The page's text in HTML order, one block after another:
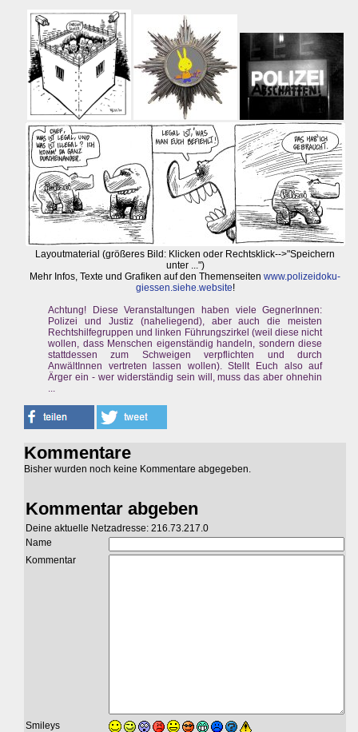
Layoutmaterial (größeres Bild: Klicken oder Rechtsklick-->"Speichern
unter ...")
Mehr Infos, Texte und Grafiken auf den Themenseitenwww.polizeidoku-
giessen.siehe.website!
Achtung! Diese Veranstaltungen haben viele GegnerInnen:
Polizei und Justiz (naheliegend), aber auch die meisten
Rechtshilfegruppen und linken Führungszirkel (weil diese nicht
wollen, dass Menschen eigenständig handeln, sondern diese
stattdessen zum Schweigen verpflichten und durch
AnwältInnen vertreten lassen wollen). Stellt Euch also auf
Ärger ein - wer widerständig sein will, muss das aber ohnehin
...
Kommentare
Bisher wurden noch keine Kommentare abgegeben.
Kommentar abgeben
Deine aktuelle Netzadresse: 216.73.217.0
Name
Kommentar
Smileys